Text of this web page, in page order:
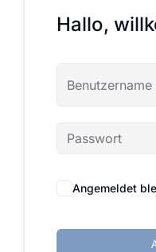
Hallo,
Angemeldet